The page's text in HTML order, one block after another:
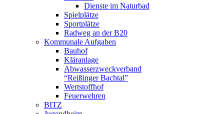
Dienste im Naturbad
Spielplätze
Sportplätze
Radweg an der B20
Kommunale Aufgaben
Bauhof
Kläranlage
Abwasserzweckverband
“Reißinger Bachtal”
Wertstoffhof
Feuerwehren
BITZ